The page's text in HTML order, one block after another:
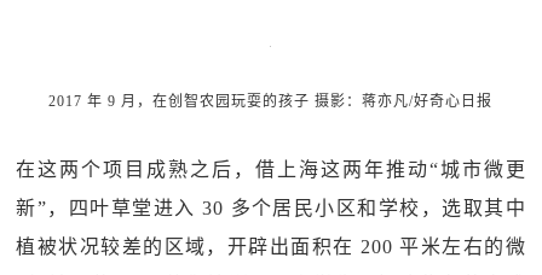
2017 年 9 月，在创智农园玩耍的孩子 摄影：蒋亦凡/好奇心日报
在这两个项目成熟之后，借上海这两年推动“城市微更
新”，四叶草堂进入 30 多个居民小区和学校，选取其中
植被状况较差的区域，开辟出面积在 200 平米左右的微